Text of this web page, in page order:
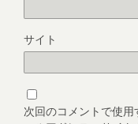
サイト
次回のコメントで使